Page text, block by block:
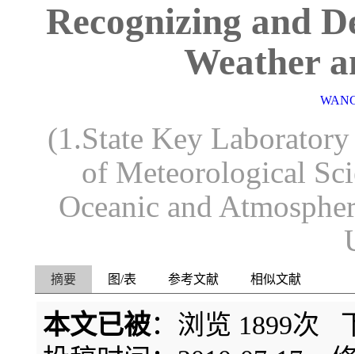
Recognizing and
Weather
(1.State Key
of Meteorological
Oceanic and
摘要 图/表 参考文献 相似文献
本文已被：浏览 1899次